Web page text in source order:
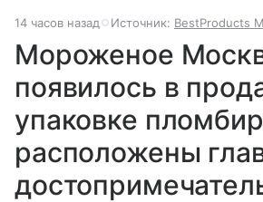
14 часов назад Источник: BestProducts
Мороженое
появилось в
упаковке
расположены